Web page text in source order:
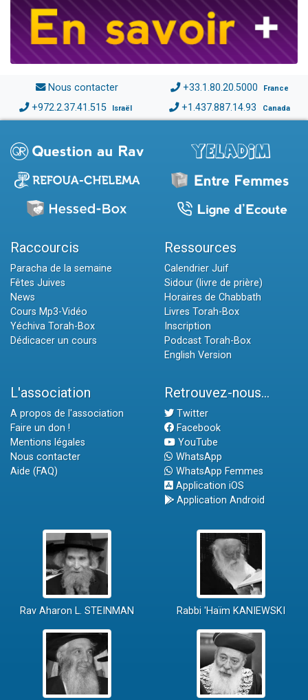
Nous contacter +33.1.80.20.5000 France
+972.2.37.41.515 Israël +1.437.887.14.93 Canada
Raccourcis
Paracha de la semaine
Fêtes Juives
News
Cours Mp3-Vidéo
Yéchiva Torah-Box
Dédicacer un cours
Ressources
Calendrier Juif
Sidour (livre de prière)
Horaires de Chabbath
Livres Torah-Box
Inscription
Podcast Torah-Box
English Version
L'association
A propos de l'association
Faire un don !
Mentions légales
Nous contacter
Aide (FAQ)
Retrouvez-nous...
Twitter
Facebook
YouTube
WhatsApp
WhatsApp Femmes
Application iOS
Application Android
Rav Aharon L. STEINMAN Rabbi 'Haïm KANIEWSKI